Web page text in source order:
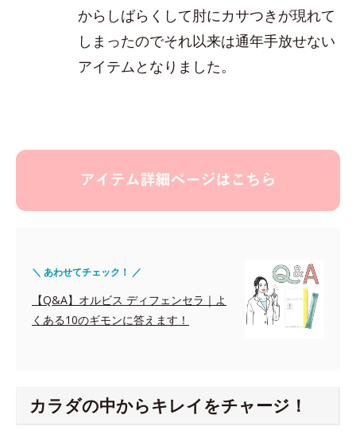
からしばらくして肘にカサつきが現れて
しまったのでそれ以来は通年手放せない
アイテムとなりました。
＼ あわせてチェック！ ／
【Q&A】オルビス ディフェンセラ｜よ
くある10のギモンに答えます！
カラダの中からキレイをチャージ！